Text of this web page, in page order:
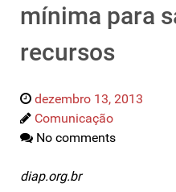
mínima para
recursos
dezembro 13, 2013
Comunicação
No comments
diap.org.br